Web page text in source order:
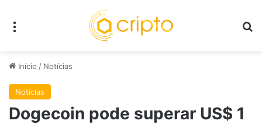
Início / Notícias
Notícias
Dogecoin pode superar US$ 1